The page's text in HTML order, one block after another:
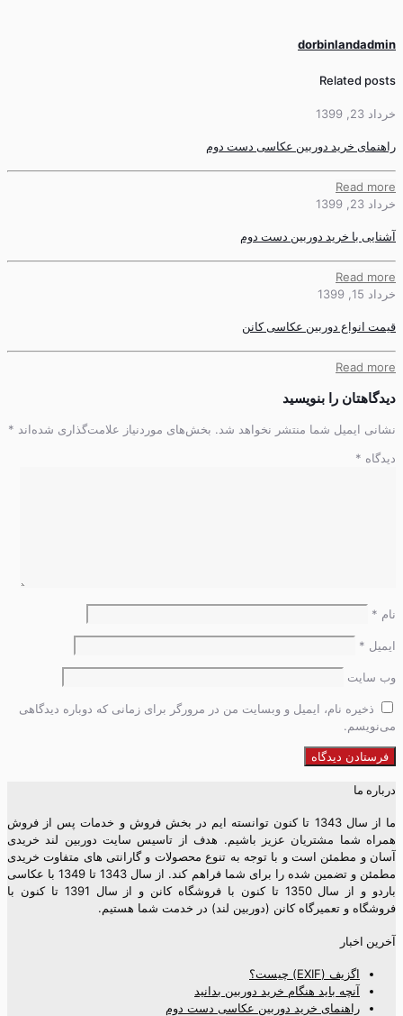
dorbinlandadmin
Related posts
خرداد 23, 1399
راهنمای خرید دوربین عکاسی دست دوم
Read more
خرداد 23, 1399
آشنایی با خرید دوربین دست دوم
Read more
خرداد 15, 1399
قیمت انواع دوربین عکاسی کانن
Read more
دیدگاهتان را بنویسید
نشانی ایمیل شما منتشر نخواهد شد. بخش‌های موردنیاز علامت‌گذاری شده‌اند *
دیدگاه *
نام *
ایمیل *
وب‌ سایت
ذخیره نام، ایمیل و وبسایت من در مرورگر برای زمانی که دوباره دیدگاهی
می‌نویسم.
درباره ما
ما از سال 1343 تا کنون توانسته ایم در بخش فروش و خدمات پس از فروش
همراه شما مشتریان عزیز باشیم. هدف از تاسیس سایت دوربین لند خریدی
آسان و مطمئن است و با توجه به تنوع محصولات و گارانتی های متفاوت خریدی
مطمئن و تضمین شده را برای شما فراهم کند. از سال 1343 تا 1349 با عکاسی
باردو و از سال 1350 تا کنون با فروشگاه کانن و از سال 1391 تا کنون با
فروشگاه و تعمیرگاه کانن (دوربین لند) در خدمت شما هستیم.
آخرین اخبار
اگزیف (EXIF) چیست؟
آنچه باید هنگام خرید دوربین بدانید
راهنمای خرید دوربین عکاسی دست دوم